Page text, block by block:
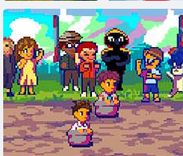
Tinklelis Drifteris
Dėlionė:
kačiukas su
drugeliu
Super herojus
Alvinas